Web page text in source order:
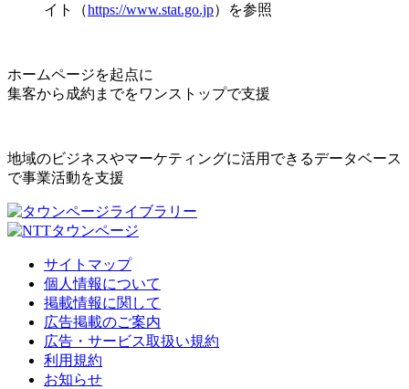
イト（https://www.stat.go.jp）を参照
ホームページを起点に
集客から成約までをワンストップで支援
地域のビジネスやマーケティングに活用できるデータベース
で事業活動を支援
サイトマップ
個人情報について
掲載情報に関して
広告掲載のご案内
広告・サービス取扱い規約
利用規約
お知らせ